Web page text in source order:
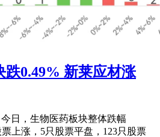
跌0.49% 新莱应材涨
，生物医药板块整体跌幅
上涨，5只股票平盘，123只股票